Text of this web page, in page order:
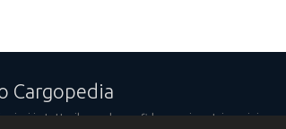
Cargopedia
in tutto il mondo confidano nei nostri servizi